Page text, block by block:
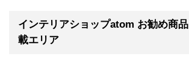
インテリアショップatom お勧め商
載エリア